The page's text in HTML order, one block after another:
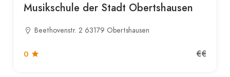
Musikschule der Stadt Obertshausen
Beethovenstr. 2 63179 Obertshausen
0 €€